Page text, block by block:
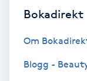
Yogamassage
Zonterapi
Bokadirekt
Om
Blogg -